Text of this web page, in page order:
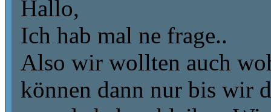
Hallo,
Ich hab mal ne frage..
Also wir wollten auch
können dann nur bis wir